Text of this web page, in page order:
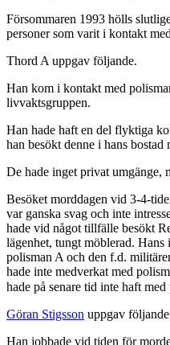
Försommaren 1993 hölls
personer som varit i kontakt
Thord A uppgav följande.
Han kom i kontakt med
livvaktsgruppen.
Han hade haft en del flyktiga
han besökt denne i hans bostad
De hade inget privat umgänge,
Besöket morddagen vid 3-4-
var ganska svag och inte
hade vid något tillfälle besökt
lägenhet, tungt möblerad.
polisman A och den f.d.
hade inte medverkat med
hade på senare tid inte haft
Göran Stigsson uppgav
Han jobbade vid tiden för